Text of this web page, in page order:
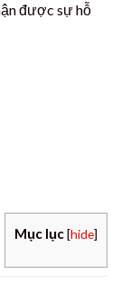
được sự hỗ
Mục lục[hide]